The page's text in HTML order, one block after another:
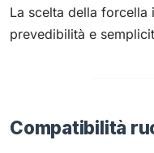
La scelta della
prevedibilità e
Compatibilità